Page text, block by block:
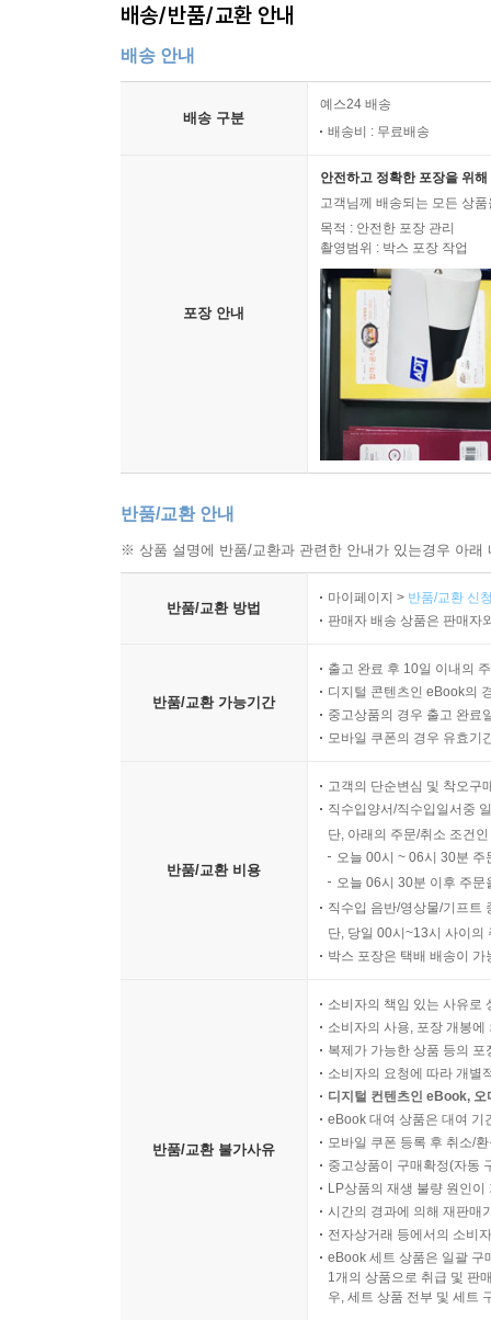
배송/반품/교환 안내
배송 안내
배송 구분
예스24 배송
배송비 : 무료배송
포장 안내
안전하고 정확한 포장을 위
고객님께 배송되는 모든 상
목적 : 안전한 포장 관리
촬영범위 : 박스 포장 작업
반품/교환 안내
※ 상품 설명에 반품/교환과 관련한 안내가 있는경우 아
반품/교환 방법
마이페이지 > 반품/교환 신
판매자 배송 상품은 판매자
반품/교환 가능기간
출고 완료 후 10일 이내의
디지털 콘텐츠인 eBook의
중고상품의 경우 출고 완료
모바일 쿠폰의 경우 유효기
반품/교환 비용
고객의 단순변심 및 착오구
직수입양서/직수입일서중
단, 아래의 주문/취소 조건
오늘 00시 ~ 06시 30분
오늘 06시 30분 이후 주
직수입 음반/영상물/기프트
단, 당일 00시~13시 사이의
박스 포장은 택배 배송이
반품/교환 불가사유
소비자의 책임 있는 사유로
소비자의 사용, 포장 개봉
복제가 가능한 상품 등의
소비자의 요청에 따라 개별
디지털 컨텐츠인 eBook,
eBook 대여 상품은 대여 기
모바일 쿠폰 등록 후 취소/
중고상품이 구매확정(자동
LP상품의 재생 불량 원인
시간의 경과에 의해 재판매
전자상거래 등에서의 소비
eBook 세트 상품은 일괄 구
1개의 상품으로 취급 및 판
우, 세트 상품 전부 및 세트